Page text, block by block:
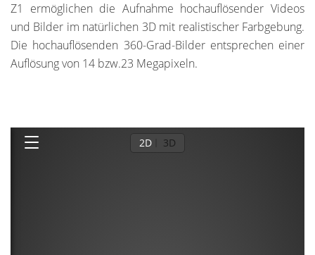
Z1 ermöglichen die Aufnahme hochauflösender Videos
und Bilder im natürlichen 3D mit realistischer Farbgebung.
Die hochauflösenden 360-Grad-Bilder entsprechen einer
Auflösung von 14 bzw.23 Megapixeln.